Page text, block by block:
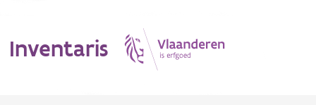
Inventaris